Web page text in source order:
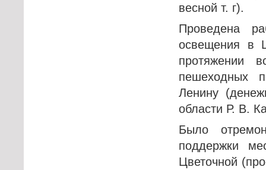
весной т. г).
Проведена
освещения в
протяжении
пешеходных
Ленину
области Р. В.
Было
поддержки
Цветочной